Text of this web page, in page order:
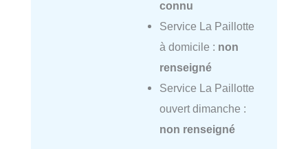
connu
Service La Paillotte
à domicile : non
renseigné
Service La Paillotte
ouvert dimanche :
non renseigné